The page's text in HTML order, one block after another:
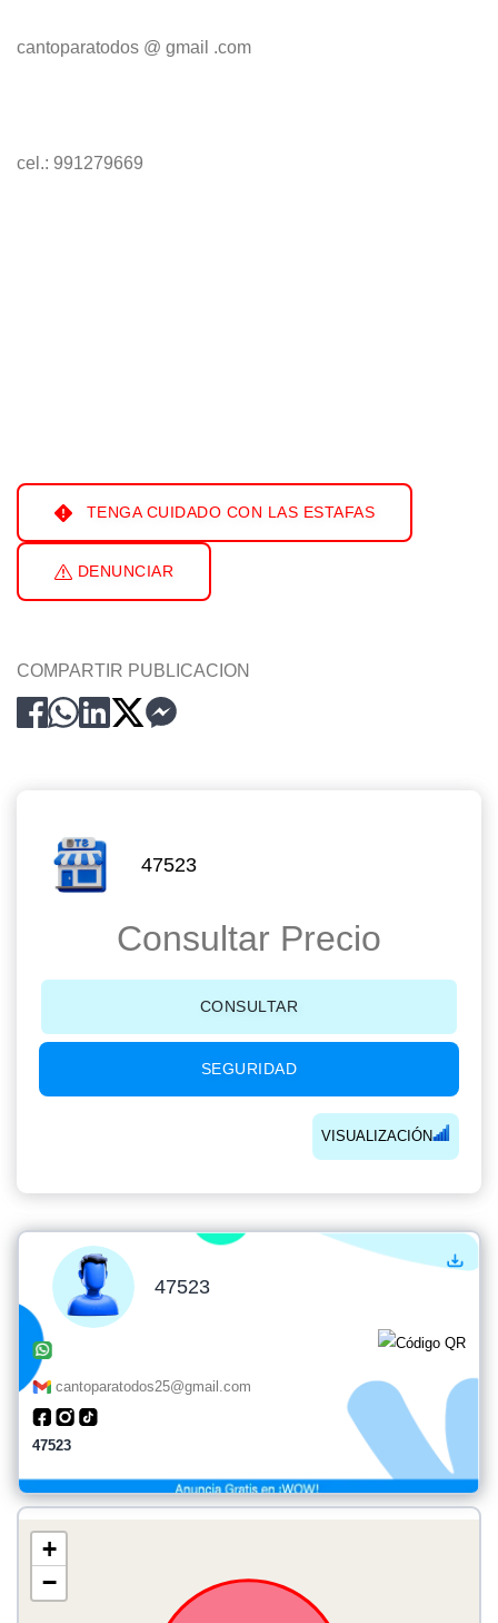
cantoparatodos @ gmail .com
cel.: 991279669
TENGA CUIDADO CON LAS ESTAFAS
DENUNCIAR
COMPARTIR PUBLICACION
47523
Consultar Precio
CONSULTAR
SEGURIDAD
VISUALIZACIÓN
47523
cantoparatodos25@gmail.com
47523
+
−